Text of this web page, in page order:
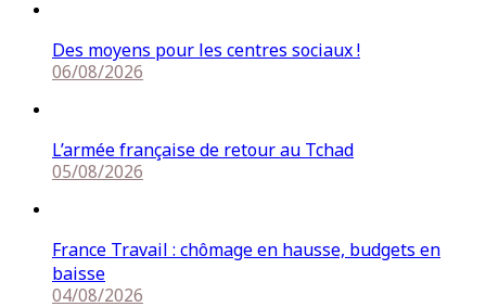
Des moyens pour les centres sociaux !
06/08/2026
L’armée française de retour au Tchad
05/08/2026
France Travail : chômage en hausse, budgets en
baisse
04/08/2026